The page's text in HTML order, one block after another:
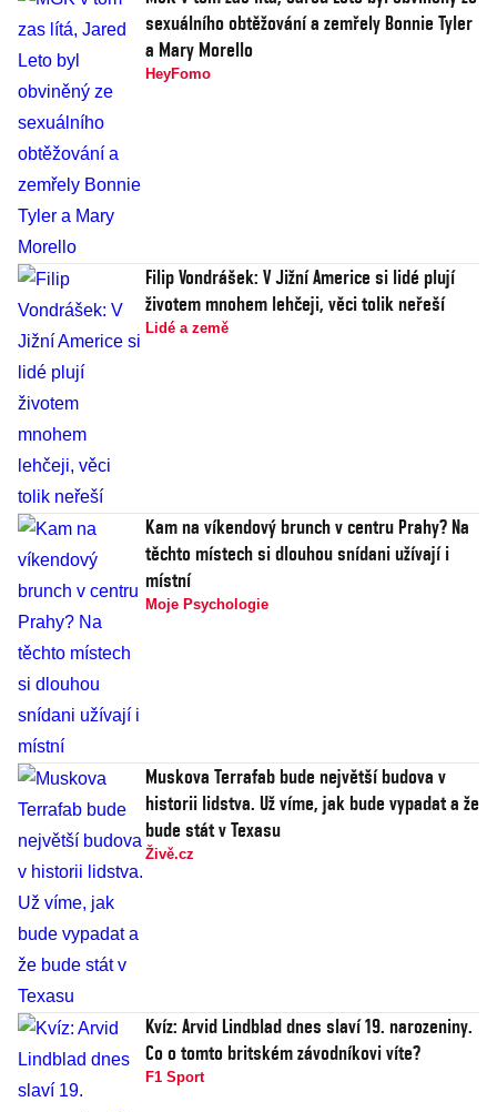
sexuálního obtěžování a zemřely Bonnie Tyler
a Mary Morello
HeyFomo
Filip Vondrášek: V Jižní Americe si lidé plují
životem mnohem lehčeji, věci tolik neřeší
Lidé a země
Kam na víkendový brunch v centru Prahy? Na
těchto místech si dlouhou snídani užívají i
místní
Moje Psychologie
Muskova Terrafab bude největší budova v
historii lidstva. Už víme, jak bude vypadat a že
bude stát v Texasu
Živě.cz
Kvíz: Arvid Lindblad dnes slaví 19. narozeniny.
Co o tomto britském závodníkovi víte?
F1 Sport